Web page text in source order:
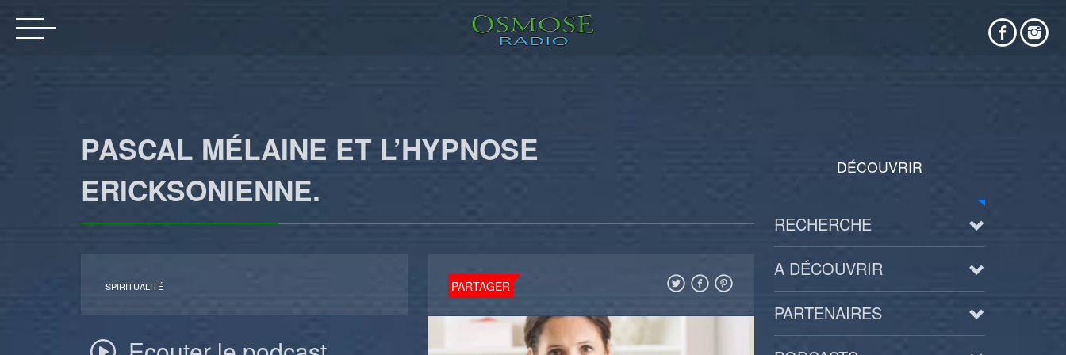
PASCAL MÉLAINE ET L’HYPNOSE
ERICKSONIENNE.
SPIRITUALITÉ PARTAGER
DÉCOUVRIR
RECHERCHE
A DÉCOUVRIR
PARTENAIRES